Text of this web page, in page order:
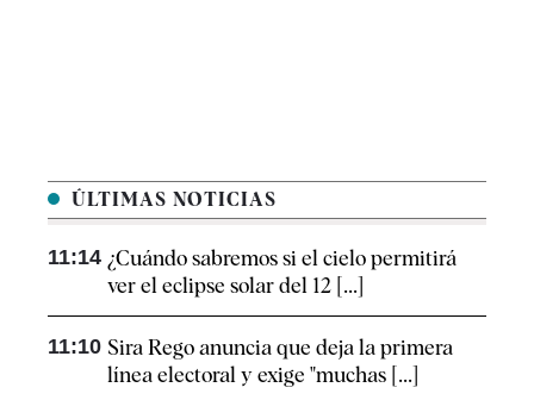
ÚLTIMAS NOTICIAS
11:14 ¿Cuándo sabremos si el cielo permitirá
ver el eclipse solar del 12 [...]
11:10 Sira Rego anuncia que deja la primera
línea electoral y exige "muchas [...]